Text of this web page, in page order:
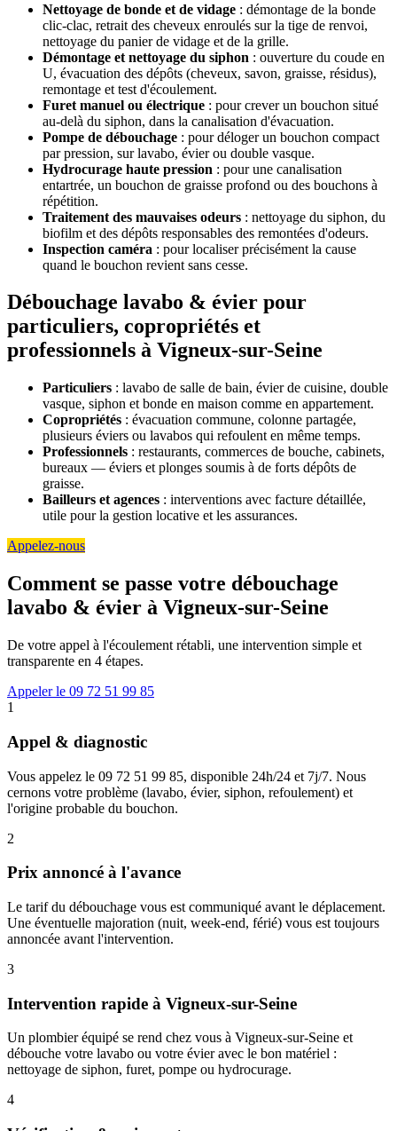
Nettoyage de bonde et de vidage : démontage de la bonde
clic-clac, retrait des cheveux enroulés sur la tige de renvoi,
nettoyage du panier de vidage et de la grille.
Démontage et nettoyage du siphon : ouverture du coude en
U, évacuation des dépôts (cheveux, savon, graisse, résidus),
remontage et test d'écoulement.
Furet manuel ou électrique : pour crever un bouchon situé
au-delà du siphon, dans la canalisation d'évacuation.
Pompe de débouchage : pour déloger un bouchon compact
par pression, sur lavabo, évier ou double vasque.
Hydrocurage haute pression : pour une canalisation
entartrée, un bouchon de graisse profond ou des bouchons à
répétition.
Traitement des mauvaises odeurs : nettoyage du siphon, du
biofilm et des dépôts responsables des remontées d'odeurs.
Inspection caméra : pour localiser précisément la cause
quand le bouchon revient sans cesse.
Débouchage lavabo & évier pour
particuliers, copropriétés et
professionnels à Vigneux-sur-Seine
Particuliers : lavabo de salle de bain, évier de cuisine, double
vasque, siphon et bonde en maison comme en appartement.
Copropriétés : évacuation commune, colonne partagée,
plusieurs éviers ou lavabos qui refoulent en même temps.
Professionnels : restaurants, commerces de bouche, cabinets,
bureaux — éviers et plonges soumis à de forts dépôts de
graisse.
Bailleurs et agences : interventions avec facture détaillée,
utile pour la gestion locative et les assurances.
Appelez-nous
Comment se passe votre débouchage
lavabo & évier à Vigneux-sur-Seine
De votre appel à l'écoulement rétabli, une intervention simple et
transparente en 4 étapes.
Appeler le 09 72 51 99 85
1
Appel & diagnostic
Vous appelez le 09 72 51 99 85, disponible 24h/24 et 7j/7. Nous
cernons votre problème (lavabo, évier, siphon, refoulement) et
l'origine probable du bouchon.
2
Prix annoncé à l'avance
Le tarif du débouchage vous est communiqué avant le déplacement.
Une éventuelle majoration (nuit, week-end, férié) vous est toujours
annoncée avant l'intervention.
3
Intervention rapide à Vigneux-sur-Seine
Un plombier équipé se rend chez vous à Vigneux-sur-Seine et
débouche votre lavabo ou votre évier avec le bon matériel :
nettoyage de siphon, furet, pompe ou hydrocurage.
4